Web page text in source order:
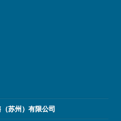
苏州）有限公司